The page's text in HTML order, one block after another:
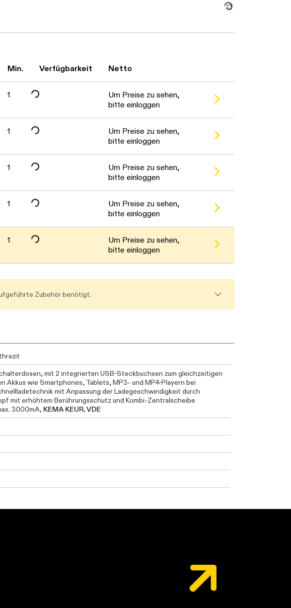
Daten werden geladen. Bitte warten...
Min. Verfügbarkeit Netto
1 Daten werden geladen. Bitte warten...
Um Preise zu sehen,
bitte einloggen
1 Daten werden geladen. Bitte warten...
Um Preise zu sehen,
bitte einloggen
1 Daten werden geladen. Bitte warten...
Um Preise zu sehen,
bitte einloggen
1 Daten werden geladen. Bitte warten...
Um Preise zu sehen,
bitte einloggen
1 Daten werden geladen. Bitte warten...
Um Preise zu sehen,
bitte einloggen
Zubehör benötigt.
mit 2 integrierten USB-Steckbuchsen zum gleichzeitigen
wie Smartphones, Tablets, MP3- und MP4-Playern bei
mit Anpassung der Ladegeschwindigkeit durch
mit erhöhtem Berührungsschutz und Kombi-Zentralscheibe
3000mA, KEMA KEUR, VDE